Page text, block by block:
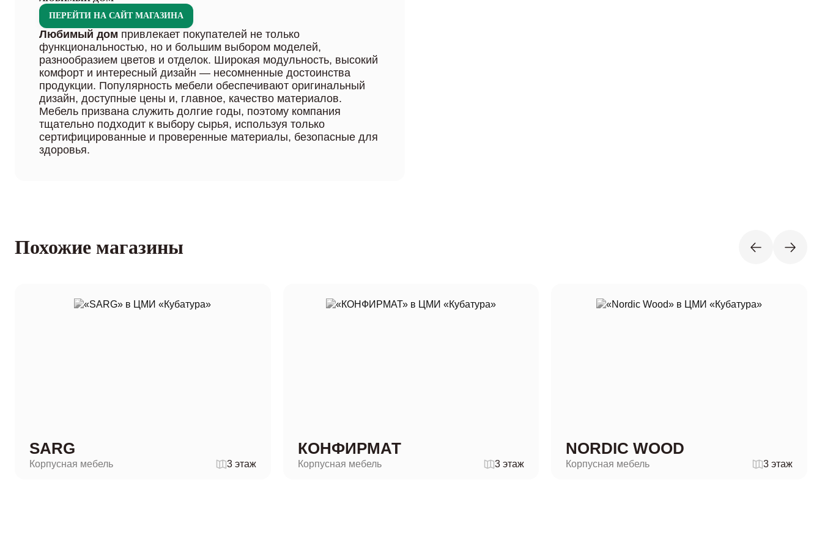
ПЕРЕЙТИ НА САЙТ МАГАЗИНА
Любимый дом привлекает покупателей не только
функциональностью, но и большим выбором моделей,
разнообразием цветов и отделок. Широкая модульность, высокий
комфорт и интересный дизайн — несомненные достоинства
продукции. Популярность мебели обеспечивают оригинальный
дизайн, доступные цены и, главное, качество материалов.
Мебель призвана служить долгие годы, поэтому компания
тщательно подходит к выбору сырья, используя только
сертифицированные и проверенные материалы, безопасные для
здоровья.
Похожие магазины
SARG
Корпусная мебель 3 этаж
КОНФИРМАТ
Корпусная мебель 3 этаж
NORDIC WOOD
Корпусная мебель 3 этаж